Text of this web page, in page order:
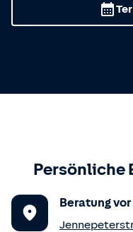
Persönliche
Beratung